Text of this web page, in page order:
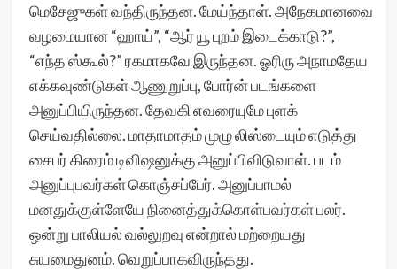
மெசேஜுகள் வந்திருந்தன. மேய்ந்தாள். அநேகமானவை
வழமையான “ஹாய்”, “ஆர் யூ புறம் இடைக்காடு?”,
“எந்த ஸ்கூல்?” ரகமாகவே இருந்தன. ஓரிரு அநாமதேய
எக்கவுண்டுகள் ஆணுறுப்பு, போர்ன் படங்களை
அனுப்பியிருந்தன. தேவகி எவரையுமே புளக்
செய்வதில்லை. மாதாமாதம் முழு லிஸ்டையும் எடுத்து
சைபர் கிரைம் டிவிஷனுக்கு அனுப்பிவிடுவாள். படம்
அனுப்புபவர்கள் கொஞ்சப்பேர். அனுப்பாமல்
மனதுக்குள்ளேயே நினைத்துக்கொள்பவர்கள் பலர்.
ஒன்று பாலியல் வல்லுறவு என்றால் மற்றையது
சுயமைதுனம். வெறுப்பாகவிருந்தது.